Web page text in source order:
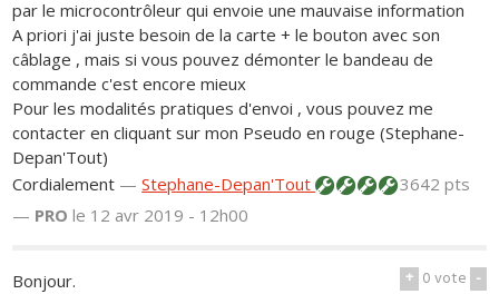
par le microcontrôleur qui envoie une mauvaise information
A priori j'ai juste besoin de la carte + le bouton avec son
câblage , mais si vous pouvez démonter le bandeau de
commande c'est encore mieux
Pour les modalités pratiques d'envoi , vous pouvez me
contacter en cliquant sur mon Pseudo en rouge (Stephane-
Depan'Tout)
Cordialement —Stephane-Depan'Tout
3642 pts
— PRO le 12 avr 2019 - 12h00
+ 0vote -
Bonjour.